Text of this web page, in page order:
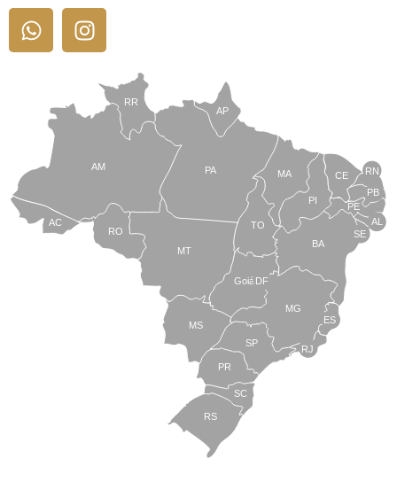
TO
BA
SE
PE
AL
RN
CE
PI
MA
AP
PA
RR
AM
AC
RO
MT
MS
Goiás
PR
SC
RS
SP
MG
RJ
ES
DF
PB